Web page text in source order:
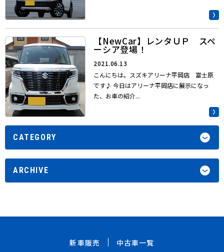
【NewCar】レンタＵＰ スペ
ーシア登場！
2021.06.13
こんにちは。スズキアリーナ平岡店 富士原
です♪ 今日はアリーナ平岡店に展示になっ
た、お車の紹介...
CATEGORY
ARCHIVE
新車販売
中古車一覧